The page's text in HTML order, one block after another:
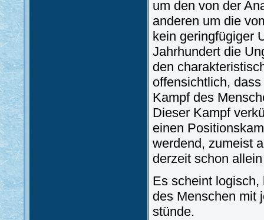
um den von der
anderen um die
kein geringfügiger
Jahrhundert die
den
offensichtlich,
Kampf des
Dieser Kampf
einen
werdend, zumeist
derzeit schon
Es scheint
des Menschen mit
stünde.